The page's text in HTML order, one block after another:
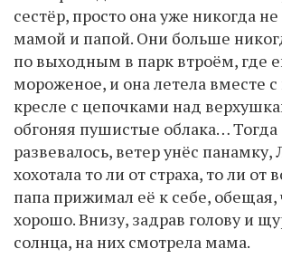
сестёр, просто она уже никогда
мамой и папой. Они больше
по выходным в парк втроём, где
мороженое, и она летела вместе с
кресле с цепочками над
обгоняя пушистые облака… Тогда
развевалось, ветер унёс панамку,
хохотала то ли от страха, то ли от
папа прижимал её к себе, обещая,
хорошо. Внизу, задрав голову и
солнца, на них смотрела мама.